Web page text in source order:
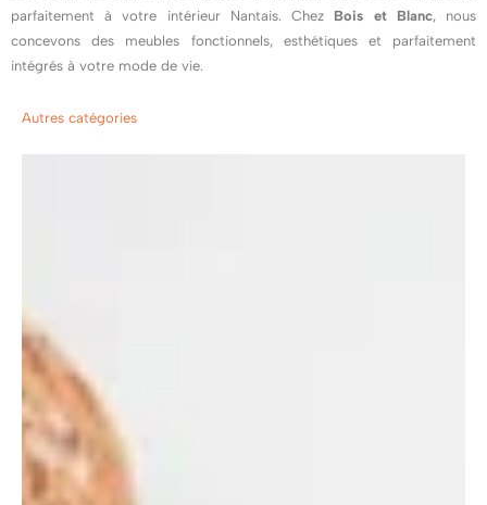
parfaitement à votre intérieur Nantais. Chez Bois et Blanc, nous
concevons des meubles fonctionnels, esthétiques et parfaitement
intégrés à votre mode de vie.
Autres catégories